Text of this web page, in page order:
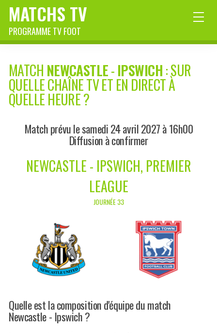
MATCHS TV
PROGRAMME TV FOOT
MATCH NEWCASTLE-IPSWICH: SUR
QUELLE CHAÎNE TV ET EN DIRECT À
QUELLE HEURE ?
Match prévu le samedi 24 avril 2027 à 16h00
Diffusion à confirmer
NEWCASTLE - IPSWICH, PREMIER
LEAGUE
JOURNÉE 33
Quelle est la composition d'équipe du match
Newcastle - Ipswich ?